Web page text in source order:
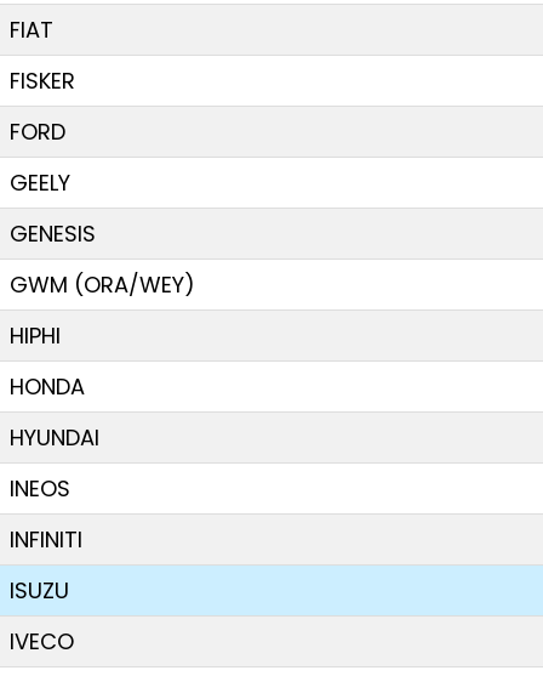
FIAT
FISKER
FORD
GEELY
GENESIS
GWM (ORA/WEY)
HIPHI
HONDA
HYUNDAI
INEOS
INFINITI
ISUZU
IVECO